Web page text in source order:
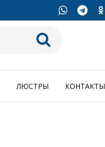
ЛЮСТРЫ КОНТАКТЫ